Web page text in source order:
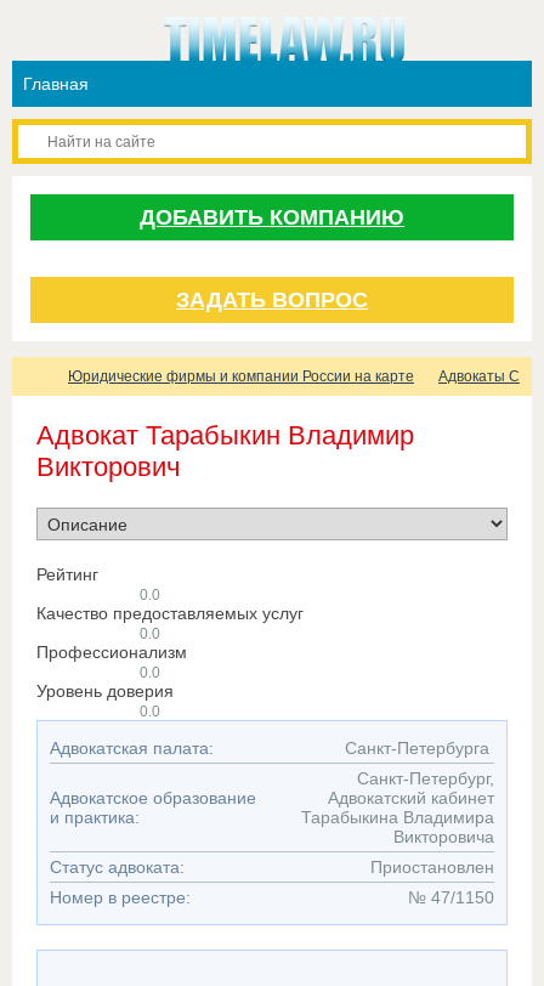
ДОБАВИТЬ КОМПАНИЮ
ЗАДАТЬ ВОПРОС
Юридические фирмы и компании России на карте Адвокаты
Адвокат Тарабыкин Владимир
Викторович
Рейтинг
0.0
Качество предоставляемых услуг
0.0
Профессионализм
0.0
Уровень доверия
0.0
Адвокатская палата: Санкт-Петербурга
Адвокатское образование
и практика:
Санкт-Петербург,
Адвокатский кабинет
Тарабыкина Владимира
Викторовича
Статус адвоката:
Приостановлен
Номер в реестре:
№ 47/1150